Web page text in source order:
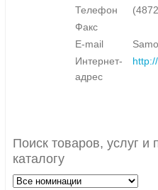
Телефон
Факс
E-mail
Интернет-
адрес
Поиск товаров, услуг и
каталогу